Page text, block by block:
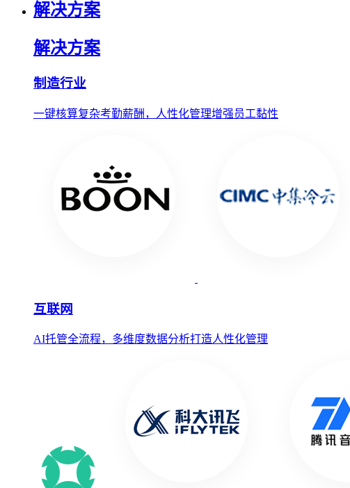
解决方案
解决方案
制造行业
一键核算复杂考勤薪酬，人性化管理增强员工黏性
互联网
AI托管全流程，多维度数据分析打造人性化管理